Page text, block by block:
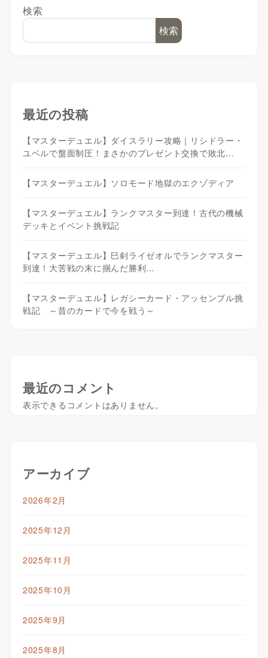
検索
検索
最近の投稿
【マスターデュエル】ダイスラリー攻略｜リシドラー・
ユベルで盤面制圧！まさかのプレゼント交換で敗北…
【マスターデュエル】ソロモード地獄のエクゾディア
【マスターデュエル】ランクマスター到達！古代の機械
デッキとイベント挑戦記
【マスターデュエル】巳剣ライゼオルでランクマスター
到達！大苦戦の末に掴んだ勝利…
【マスターデュエル】レガシーカード・アッセンブル挑
戦記 ～昔のカードで今を戦う～
最近のコメント
表示できるコメントはありません。
アーカイブ
2026年2月
2025年12月
2025年11月
2025年10月
2025年9月
2025年8月